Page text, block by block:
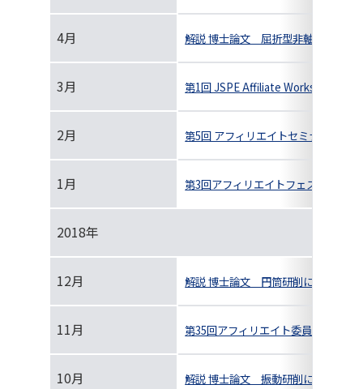
4月 解説 博士論文 屈折型非軸対称光学
3月 第1回 JSPE Affiliate Workshop開催
2月 第5回 アフィリエイトセミナー開催
1月 第3回アフィリエイトフェス＠大阪
2018年
12月 解説 博士論文 円筒研削における工
11月 第35回アフィリエイト委員会＆第
10月 解説 博士論文 振動研削に関する研